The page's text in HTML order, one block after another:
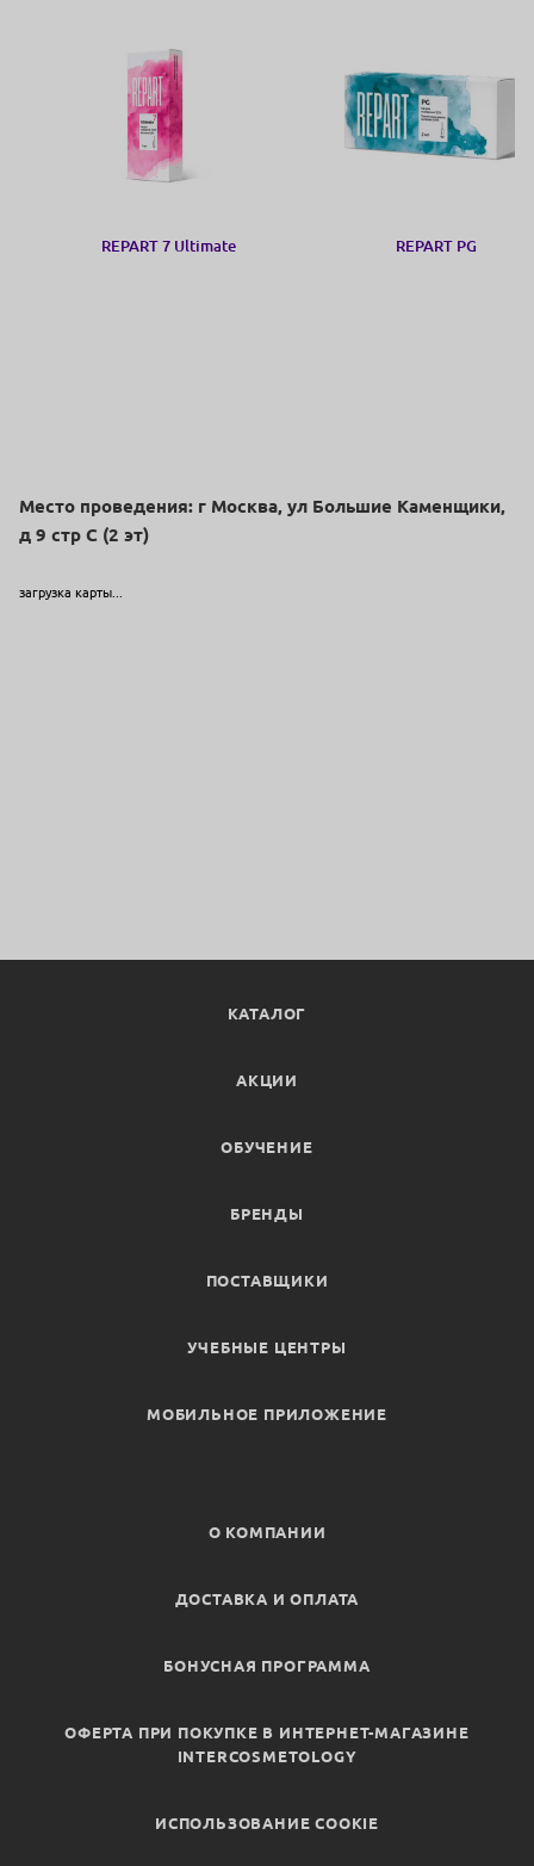
REPART 7 Ultimate REPART PG
Место проведения: г Москва, ул Большие Каменщики,
д 9 стр С (2 эт)
загрузка карты...
КАТАЛОГ
АКЦИИ
ОБУЧЕНИЕ
БРЕНДЫ
ПОСТАВЩИКИ
УЧЕБНЫЕ ЦЕНТРЫ
МОБИЛЬНОЕ ПРИЛОЖЕНИЕ
О КОМПАНИИ
ДОСТАВКА И ОПЛАТА
БОНУСНАЯ ПРОГРАММА
ОФЕРТА ПРИ ПОКУПКЕ В ИНТЕРНЕТ-МАГАЗИНЕ
INTERCOSMETOLOGY
ИСПОЛЬЗОВАНИЕ COOKIE